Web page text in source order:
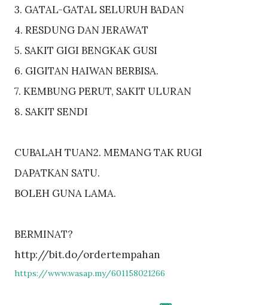
3. GATAL-GATAL SELURUH BADAN
4. RESDUNG DAN JERAWAT
5. SAKIT GIGI BENGKAK GUSI
6. GIGITAN HAIWAN BERBISA.
7. KEMBUNG PERUT, SAKIT ULURAN
8. SAKIT SENDI
CUBALAH TUAN2. MEMANG TAK RUGI
DAPATKAN SATU.
BOLEH GUNA LAMA.
BERMINAT?
http://bit.do/ordertempahan
https://www.wasap.my/601158021266